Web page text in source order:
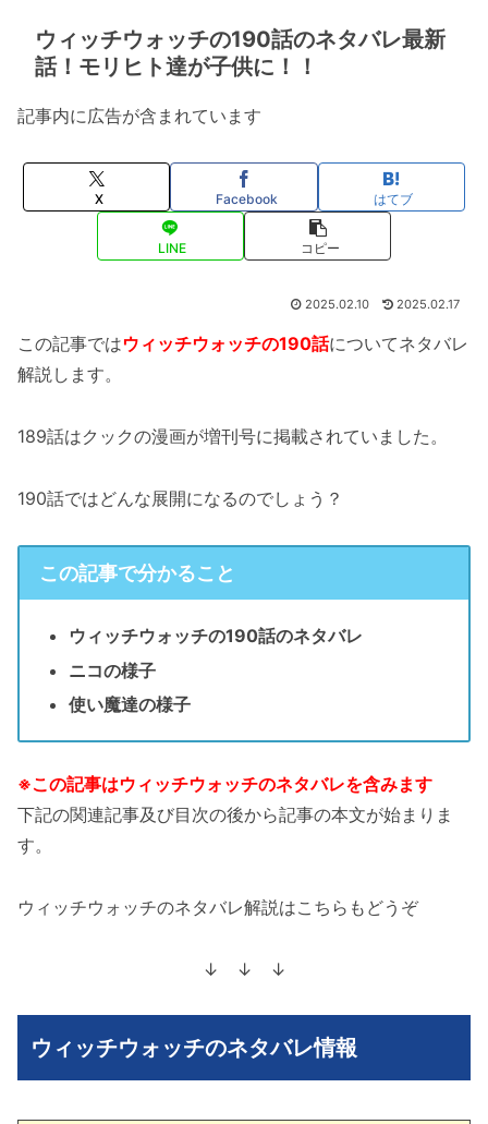
ウィッチウォッチの190話のネタバレ最新
話！モリヒト達が子供に！！
記事内に広告が含まれています
X Facebook はてブ
LINE コピー
2025.02.10 2025.02.17
この記事ではウィッチウォッチの190話についてネタバレ
解説します。
189話はクックの漫画が増刊号に掲載されていました。
190話ではどんな展開になるのでしょう？
この記事で分かること
ウィッチウォッチの190話のネタバレ
ニコの様子
使い魔達の様子
※この記事はウィッチウォッチのネタバレを含みます
下記の関連記事及び目次の後から記事の本文が始まりま
す。
ウィッチウォッチのネタバレ解説はこちらもどうぞ
↓ ↓ ↓
ウィッチウォッチのネタバレ情報